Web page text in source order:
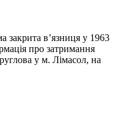
закрита в’язниця у 1963
про затримання
у м. Лімасол, на